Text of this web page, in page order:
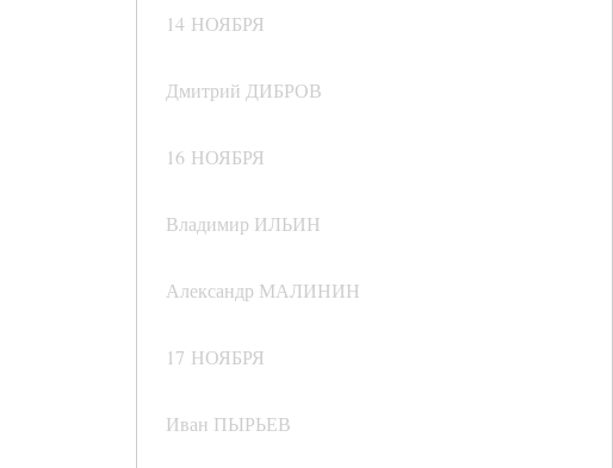
14 НОЯБРЯ
Дмитрий ДИБРОВ
16 НОЯБРЯ
Владимир ИЛЬИН
Александр МАЛИНИН
17 НОЯБРЯ
Иван ПЫРЬЕВ